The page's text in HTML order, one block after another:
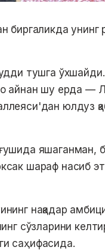
биргаликда
тушга
айнан шу ерда —
юлдуз
яшаганман,
шараф насиб
нақадар
сўзларини
саҳифасида.